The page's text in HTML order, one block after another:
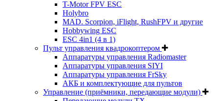
T-Motor FPV ESC
Holybro
MAD. Scorpion, iFlight, RushFPV и другие
Hobbywing ESC
ESC 4in1 (4 в 1)
Пульт управления квадрокоптером
Аппаратуры управления Radiomaster
Аппаратуры управления SIYI
Аппаратуры управления FrSky
АКБ и комплектующие для пультов
Управление (приёмники, передающие модули)